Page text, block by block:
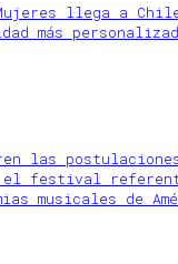
llega a
más
las
el festival
musicales de